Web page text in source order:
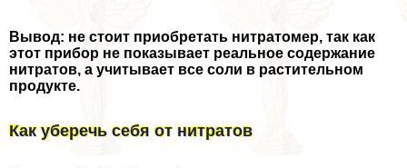
Вывод: не стоит приобретать нитратомер, так как
этот прибор не показывает реальное содержание
нитратов, а учитывает все соли в растительном
продукте.
Как уберечь себя от нитратов